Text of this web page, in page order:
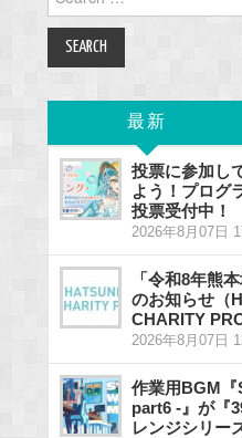
for:
最新
投票に参加し
よう！プログ
投票受付中！
2026年8月07日
「令和8年熊
のお知らせ（
CHARITY
2026年8月07日
作業用BGM『
part6 -』が『
レンジシリー